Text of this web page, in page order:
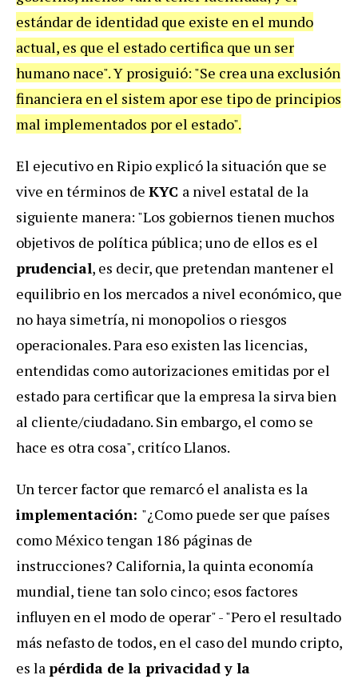
estándar de identidad que existe en el mundo
actual, es que el estado certifica que un ser
humano nace". Y prosiguió: "Se crea una exclusión
financiera en el sistem apor ese tipo de principios
mal implementados por el estado".
El ejecutivo en Ripio explicó la situación que se
vive en términos de KYC a nivel estatal de la
siguiente manera: "Los gobiernos tienen muchos
objetivos de política pública; uno de ellos es el
prudencial, es decir, que pretendan mantener el
equilibrio en los mercados a nivel económico, que
no haya simetría, ni monopolios o riesgos
operacionales. Para eso existen las licencias,
entendidas como autorizaciones emitidas por el
estado para certificar que la empresa la sirva bien
al cliente/ciudadano. Sin embargo, el como se
hace es otra cosa", critíco Llanos.
Un tercer factor que remarcó el analista es la
implementación: "¿Como puede ser que países
como México tengan 186 páginas de
instrucciones? California, la quinta economía
mundial, tiene tan solo cinco; esos factores
influyen en el modo de operar" - "Pero el resultado
más nefasto de todos, en el caso del mundo cripto,
es lapérdida de la privacidad y la